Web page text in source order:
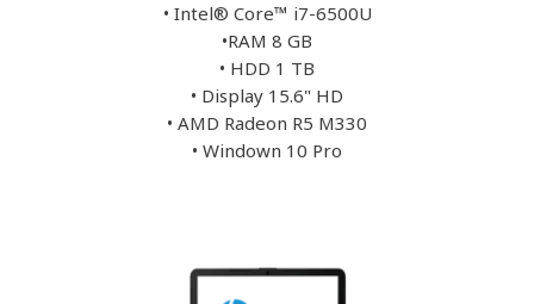
• Intel® Core™ i7-6500U
•RAM 8 GB
• HDD 1 TB
• Display 15.6" HD
• AMD Radeon R5 M330
• Windown 10 Pro